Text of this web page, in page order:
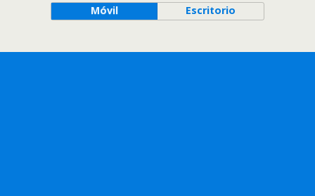
Móvil Escritorio